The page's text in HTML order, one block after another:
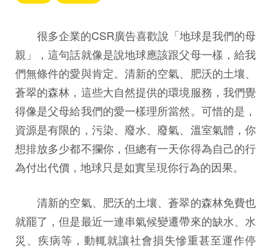
很多企業的CSR廣告喜歡說「地球是我們的母
親」，這句話就像是說地球應該跟父母一樣，給我
們無條件的愛與肯定。清新的空氣、肥沃的土壤、
蒼翠的森林，這些大自然提供的環境服務，我們覺
得像是父母給我們的愛一樣理所當然。可惜的是，
資源是有限的，污染、廢水、廢氣、溫室氣體，你
想排放多少都不攔你，但總有一天你得為自己的行
為付出代價，地球只是如實呈現你行為的因果。
清新的空氣、肥沃的土壤、蒼翠的森林免費也
就罷了，但是最近一連串氣候變遷帶來的缺水、水
災、疾病等，動輒就讓社會損失慘重甚至運作停